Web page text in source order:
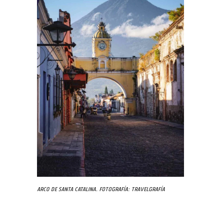
Arco de Santa Catalina. Fotografía: Travelgrafía